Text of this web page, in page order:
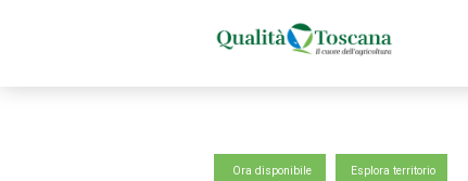
Ora disponibile Esplora territorio